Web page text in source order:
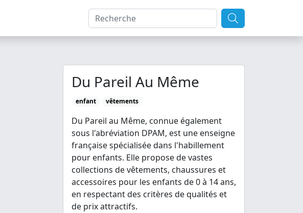
Du Pareil Au Même
enfant vêtements
Du Pareil au Même, connue également
sous l'abréviation DPAM, est une enseigne
française spécialisée dans l'habillement
pour enfants. Elle propose de vastes
collections de vêtements, chaussures et
accessoires pour les enfants de 0 à 14 ans,
en respectant des critères de qualités et
de prix attractifs.